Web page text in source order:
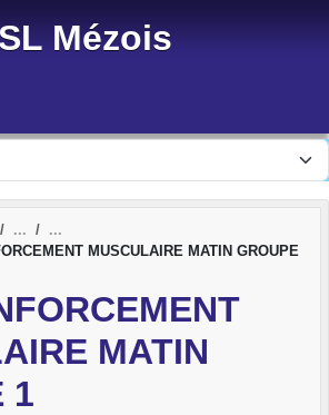
Mézois
MUSCULAIRE MATIN GROUPE
MATIN
1
cookies